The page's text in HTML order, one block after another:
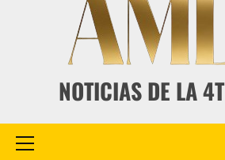
NOTICIAS DE LA 4T
Primary